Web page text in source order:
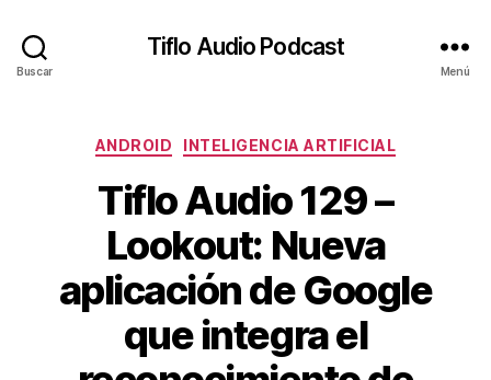
Buscar
Tiflo Audio Podcast
Menú
Categorías
ANDROID INTELIGENCIA ARTIFICIAL
Tiflo Audio 129 –
Lookout: Nueva
aplicación de Google
que integra el